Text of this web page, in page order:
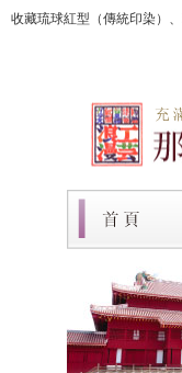
收藏琉球紅型（傳統印染）